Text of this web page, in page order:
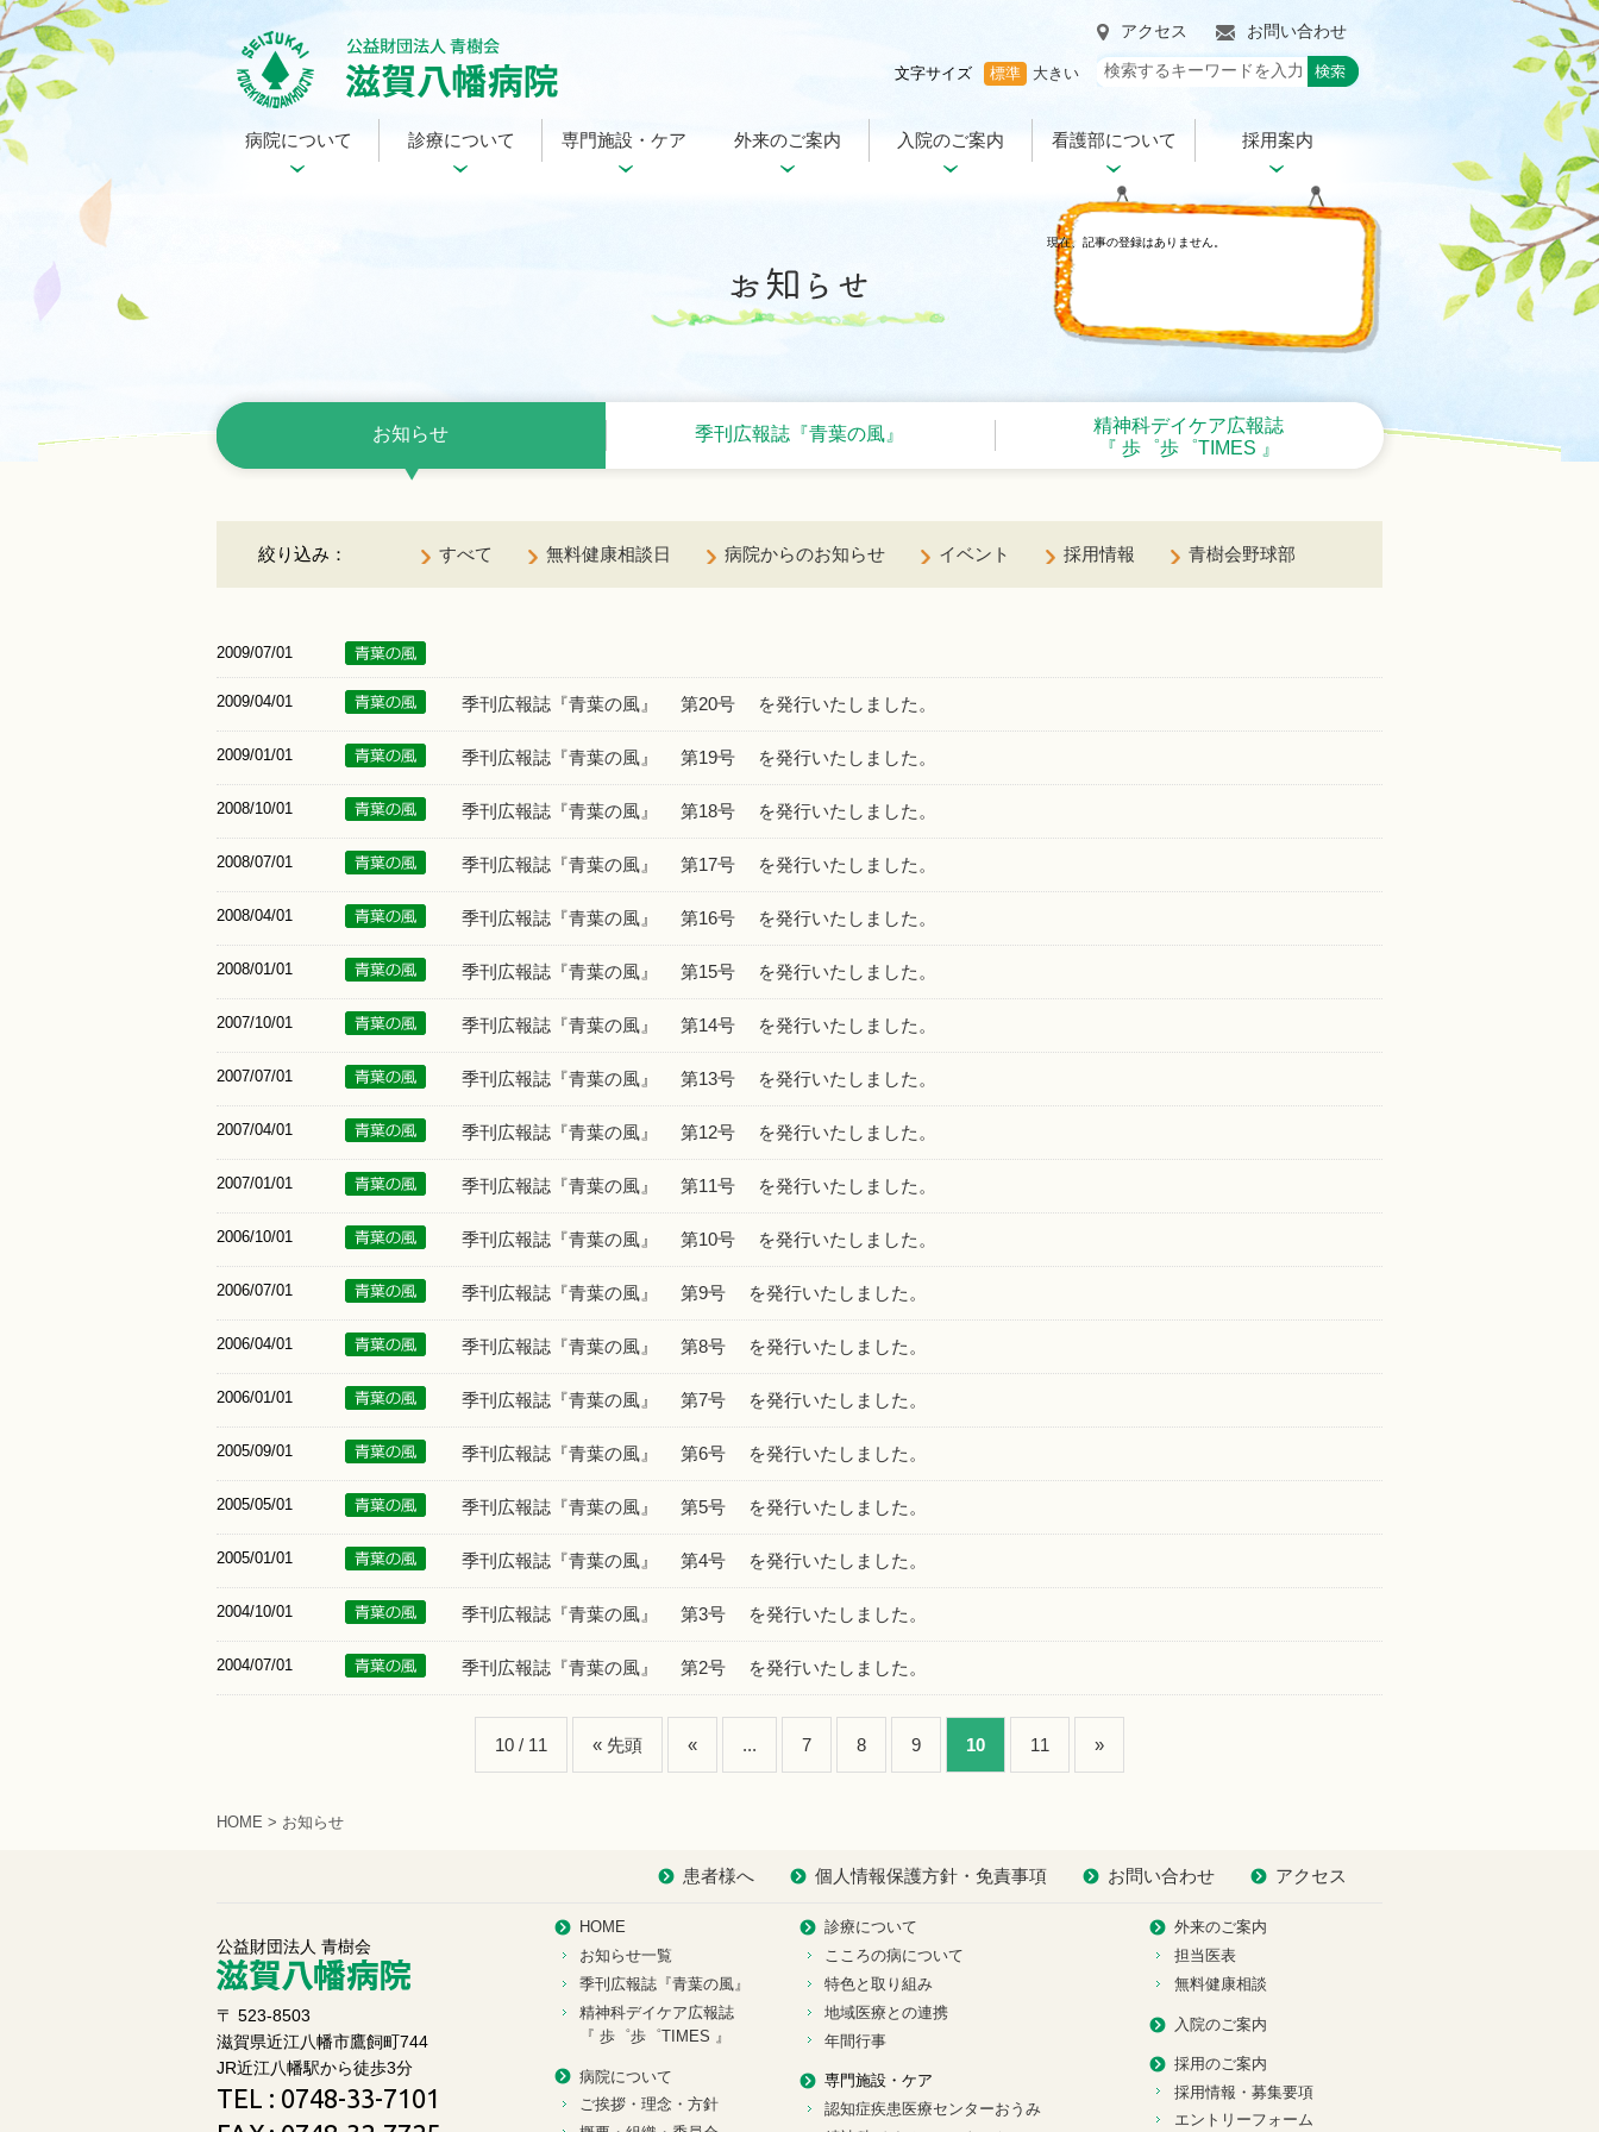
アクセス お問い合わせ
文字サイズ 標準 大きい
病院について 診療について 専門施設・ケア 外来のご案内 入院のご案内 看護部について 採用案内
現在、記事の登録はありません。
お知らせ 季刊広報誌『青葉の風』
精神科デイケア広報誌
『 歩゜歩゜TIMES 』
絞り込み： すべて 無料健康相談日 病院からのお知らせ イベント 採用情報 青樹会野球部
2009/07/01
2009/04/01 季刊広報誌『青葉の風』 第20号 を発行いたしました。
2009/01/01 季刊広報誌『青葉の風』 第19号 を発行いたしました。
2008/10/01 季刊広報誌『青葉の風』 第18号 を発行いたしました。
2008/07/01 季刊広報誌『青葉の風』 第17号 を発行いたしました。
2008/04/01 季刊広報誌『青葉の風』 第16号 を発行いたしました。
2008/01/01 季刊広報誌『青葉の風』 第15号 を発行いたしました。
2007/10/01 季刊広報誌『青葉の風』 第14号 を発行いたしました。
2007/07/01 季刊広報誌『青葉の風』 第13号 を発行いたしました。
2007/04/01 季刊広報誌『青葉の風』 第12号 を発行いたしました。
2007/01/01 季刊広報誌『青葉の風』 第11号 を発行いたしました。
2006/10/01 季刊広報誌『青葉の風』 第10号 を発行いたしました。
2006/07/01 季刊広報誌『青葉の風』 第9号 を発行いたしました。
2006/04/01 季刊広報誌『青葉の風』 第8号 を発行いたしました。
2006/01/01 季刊広報誌『青葉の風』 第7号 を発行いたしました。
2005/09/01 季刊広報誌『青葉の風』 第6号 を発行いたしました。
2005/05/01 季刊広報誌『青葉の風』 第5号 を発行いたしました。
2005/01/01 季刊広報誌『青葉の風』 第4号 を発行いたしました。
2004/10/01 季刊広報誌『青葉の風』 第3号 を発行いたしました。
2004/07/01 季刊広報誌『青葉の風』 第2号 を発行いたしました。
10 / 11 « 先頭 « ... 7 8 9 10 11 »
HOME > お知らせ
患者様へ 個人情報保護方針・免責事項 お問い合わせ アクセス
公益財団法人 青樹会
〒 523-8503
滋賀県近江八幡市鷹飼町744
JR近江八幡駅から徒歩3分
TEL : 0748-33-7101
HOME
お知らせ一覧
季刊広報誌『青葉の風』
精神科デイケア広報誌
『 歩゜歩゜TIMES 』
病院について
ご挨拶・理念・方針
診療について
こころの病について
特色と取り組み
地域医療との連携
年間行事
専門施設・ケア
認知症疾患医療センターおうみ
外来のご案内
担当医表
無料健康相談
入院のご案内
採用のご案内
採用情報・募集要項
エントリーフォーム